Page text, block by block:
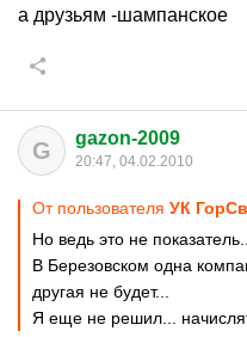
а друзьям -шампанское
G gazon-2009
20:47, 04.02.2010
От пользователя УК
Но ведь это не показатель...
В Березовском одна
другая не будет...
Я еще не решил...